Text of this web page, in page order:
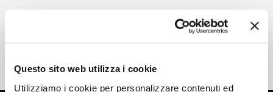
Questo sito web utilizza i cookie
Utilizziamo i cookie per personalizzare contenuti ed